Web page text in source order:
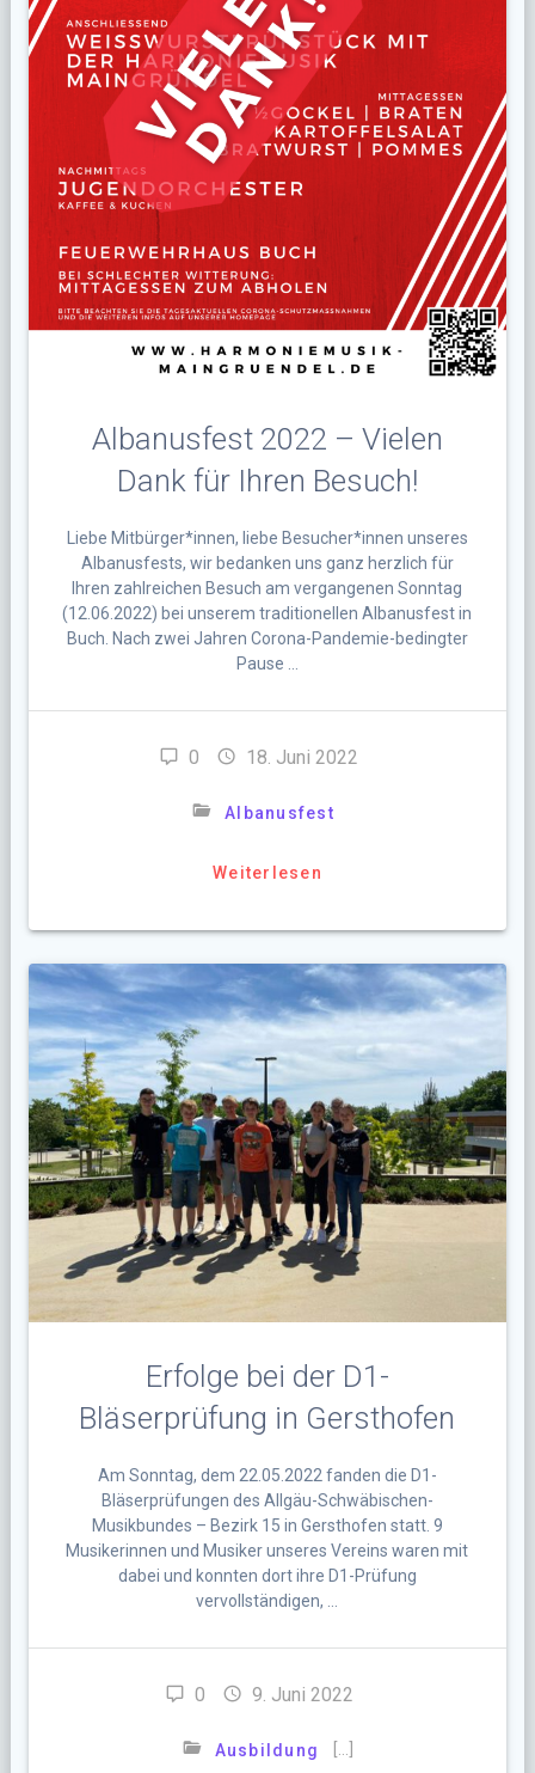
Albanusfest 2022 – Vielen
Dank für Ihren Besuch!
Liebe Mitbürger*innen, liebe Besucher*innen unseres
Albanusfests, wir bedanken uns ganz herzlich für
Ihren zahlreichen Besuch am vergangenen Sonntag
(12.06.2022) bei unserem traditionellen Albanusfest in
Buch. Nach zwei Jahren Corona-Pandemie-bedingter
Pause …
0 18. Juni 2022
Albanusfest
Weiterlesen
Erfolge bei der D1-
Bläserprüfung in Gersthofen
Am Sonntag, dem 22.05.2022 fanden die D1-
Bläserprüfungen des Allgäu-Schwäbischen-
Musikbundes – Bezirk 15 in Gersthofen statt. 9
Musikerinnen und Musiker unseres Vereins waren mit
dabei und konnten dort ihre D1-Prüfung
vervollständigen, …
0 9. Juni 2022
Ausbildung